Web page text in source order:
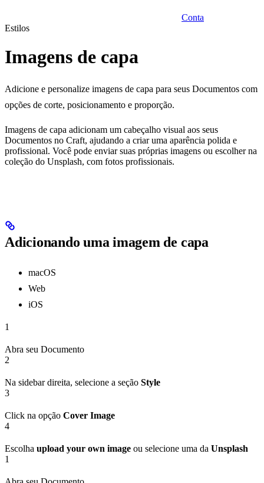
Conta
Estilos
Imagens de capa
Adicione e personalize imagens de capa para seus Documentos com
opções de corte, posicionamento e proporção.
Imagens de capa adicionam um cabeçalho visual aos seus
Documentos no Craft, ajudando a criar uma aparência polida e
profissional. Você pode enviar suas próprias imagens ou escolher na
coleção do Unsplash, com fotos profissionais.
Adicionando uma imagem de capa
macOS
Web
iOS
1
Abra seu Documento
2
Na sidebar direita, selecione a seção Style
3
Click na opção Cover Image
4
Escolha upload your own image ou selecione uma da Unsplash
1